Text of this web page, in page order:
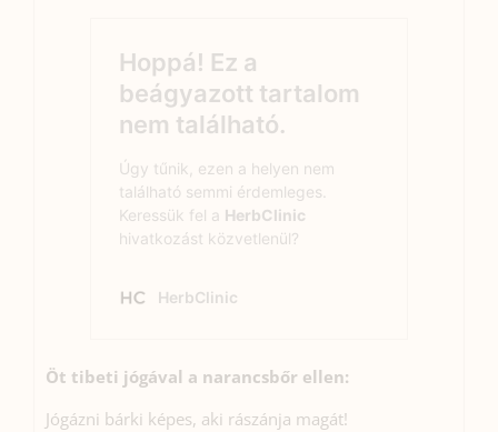
Öt tibeti jógával a narancsbőr ellen:
Jógázni bárki képes, aki rászánja magát!